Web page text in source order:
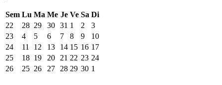
Sem Lu Ma Me Je Ve Sa Di
22
28 29 30 31 1 2
3
23
4 5 6 7 8 9
10
24
11 12 13 14 15 16 17
25
18 19 20 21 22 23 24
26
25 26 27 28 29 30 1